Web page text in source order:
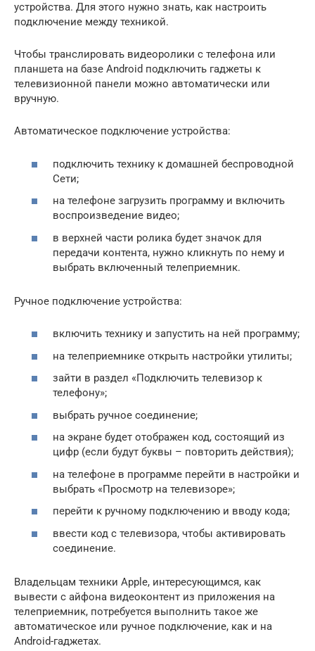
устройства. Для этого нужно знать, как настроить
подключение между техникой.
Чтобы транслировать видеоролики с телефона или
планшета на базе Android подключить гаджеты к
телевизионной панели можно автоматически или
вручную.
Автоматическое подключение устройства:
подключить технику к домашней беспроводной
Сети;
на телефоне загрузить программу и включить
воспроизведение видео;
в верхней части ролика будет значок для
передачи контента, нужно кликнуть по нему и
выбрать включенный телеприемник.
Ручное подключение устройства:
включить технику и запустить на ней программу;
на телеприемнике открыть настройки утилиты;
зайти в раздел «Подключить телевизор к
телефону»;
выбрать ручное соединение;
на экране будет отображен код, состоящий из
цифр (если будут буквы – повторить действия);
на телефоне в программе перейти в настройки и
выбрать «Просмотр на телевизоре»;
перейти к ручному подключению и вводу кода;
ввести код с телевизора, чтобы активировать
соединение.
Владельцам техники Apple, интересующимся, как
вывести с айфона видеоконтент из приложения на
телеприемник, потребуется выполнить такое же
автоматическое или ручное подключение, как и на
Android-гаджетах.